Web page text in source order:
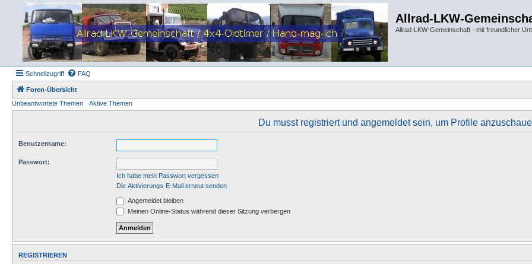
Allrad-LKW-
Allrad-LKW-Gemeinschaft - mit freundlicher
Schnellzugriff FAQ
Foren-Übersicht
Unbeantwortete Themen
Aktive Themen
Du musst registriert und angemeldet sein, um Profile
Benutzername:
Passwort:
Ich habe mein Passwort vergessen
Die Aktivierungs-E-Mail erneut senden
Angemeldet bleiben
Meinen Online-Status während dieser Sitzung verbergen
REGISTRIEREN